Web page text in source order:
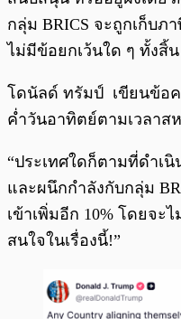
กลุ่ม BRICS จะถูกเก็บภ
ไม่มีข้อยกเว้นใด ๆ ทั้งสิ้น
โดนัลด์ ทรัมป์ เขียนข้อค
ค่ำวันอาทิตย์ตามเวลาส
“ประเทศใดก็ตามที่ดำเ
และผนึกกำลังกับกลุ่ม
เข้าเพิ่มอีก 10% โดยจ
สนใจในเรื่องนี้!”